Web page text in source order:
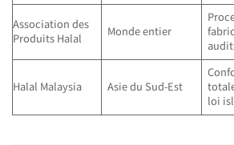
Association des
Produits Halal
Monde entier
Halal Malaysia Asie du Sud-Est
loi